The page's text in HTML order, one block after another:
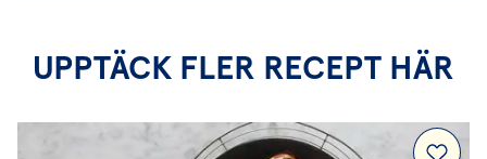
UPPTÄCK FLER RECEPT HÄR